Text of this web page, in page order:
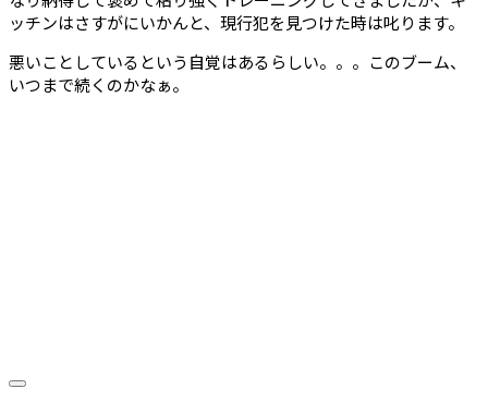
ッチンはさすがにいかんと、現行犯を見つけた時は叱ります。
悪いことしているという自覚はあるらしい。。。このブーム、
いつまで続くのかなぁ。